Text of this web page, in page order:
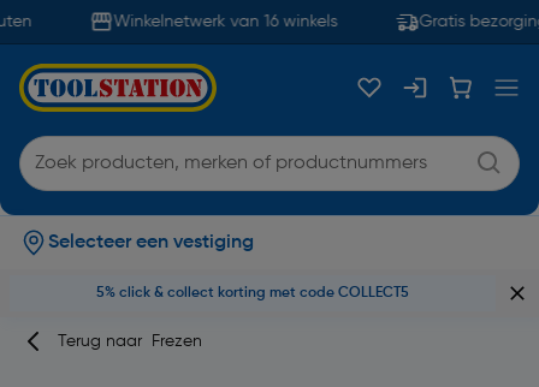
Winkelnetwerk van 16 winkels Gratis
Selecteer een vestiging
5% click & collect korting met code COLLECT5
Terug naar Frezen